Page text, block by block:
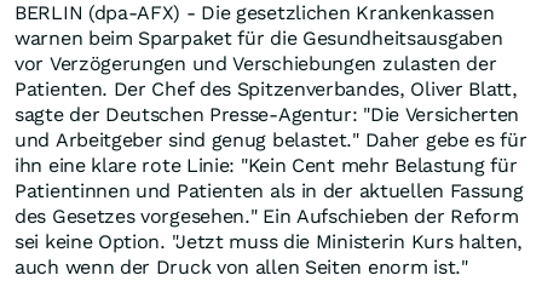
BERLIN (dpa-AFX) - Die gesetzlichen Krankenkassen
warnen beim Sparpaket für die Gesundheitsausgaben
vor Verzögerungen und Verschiebungen zulasten der
Patienten. Der Chef des Spitzenverbandes, Oliver Blatt,
sagte der Deutschen Presse-Agentur: "Die Versicherten
und Arbeitgeber sind genug belastet." Daher gebe es für
ihn eine klare rote Linie: "Kein Cent mehr Belastung für
Patientinnen und Patienten als in der aktuellen Fassung
des Gesetzes vorgesehen." Ein Aufschieben der Reform
sei keine Option. "Jetzt muss die Ministerin Kurs halten,
auch wenn der Druck von allen Seiten enorm ist."